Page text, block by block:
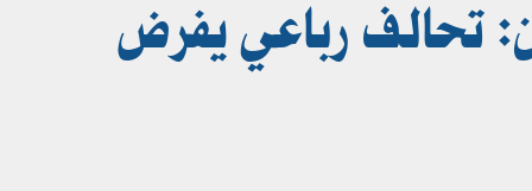
تحالف رباعي يفرض